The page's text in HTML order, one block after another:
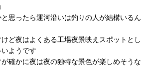
思ったら運河沿いは釣りの人が結構いるん
ど夜はよくある工場夜景映えスポットとし
ようです
確かに夜は夜の独特な景色が楽しめそうな